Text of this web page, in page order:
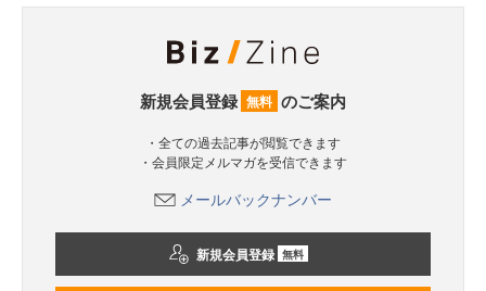
新規会員登録 無料 のご案内
・全ての過去記事が閲覧できます
・会員限定メルマガを受信できます
メールバックナンバー
新規会員登録 無料